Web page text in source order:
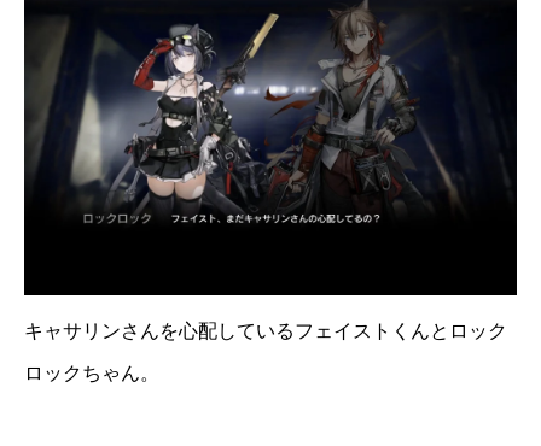
キャサリンさんを心配しているフェイストくんとロック
ロックちゃん。